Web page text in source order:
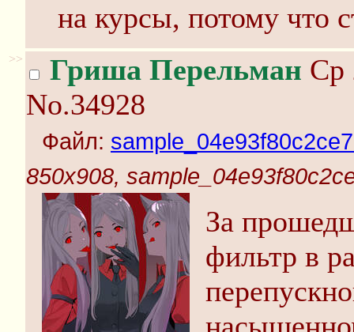
на курсы, потому что
>> Гриша Перельман Ср
No.34928
Файл:
850x908,
За
фильтр в